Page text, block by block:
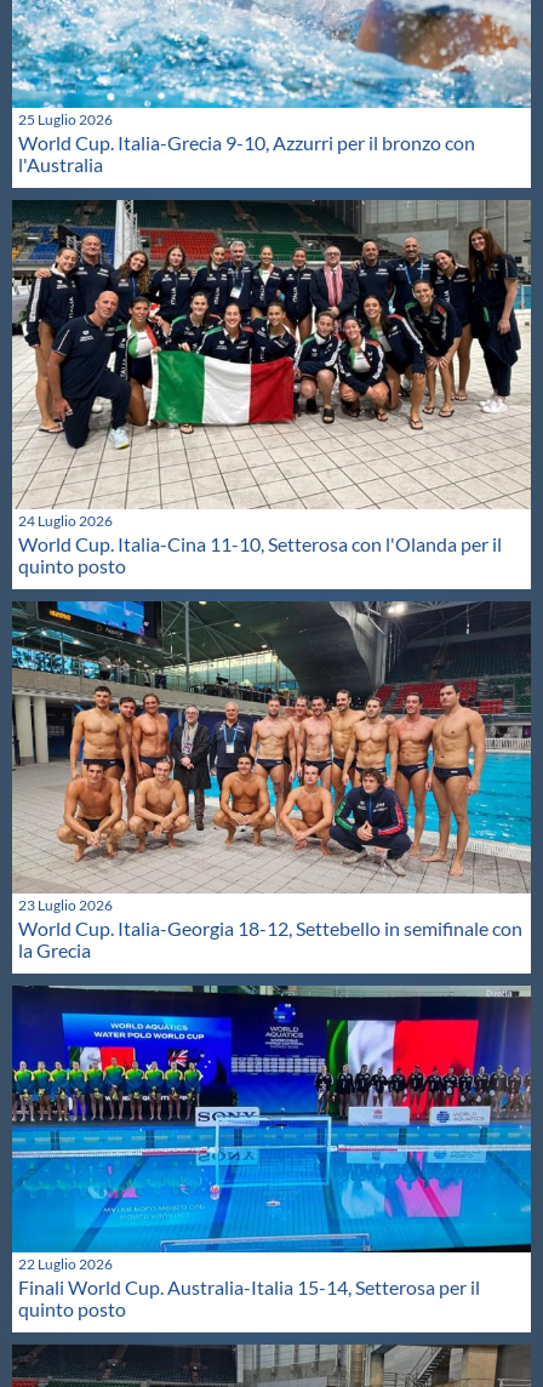
25 Luglio 2026
World Cup. Italia-Grecia 9-10, Azzurri per il bronzo con
l'Australia
24 Luglio 2026
World Cup. Italia-Cina 11-10, Setterosa con l'Olanda per il
quinto posto
23 Luglio 2026
World Cup. Italia-Georgia 18-12, Settebello in semifinale con
la Grecia
22 Luglio 2026
Finali World Cup. Australia-Italia 15-14, Setterosa per il
quinto posto